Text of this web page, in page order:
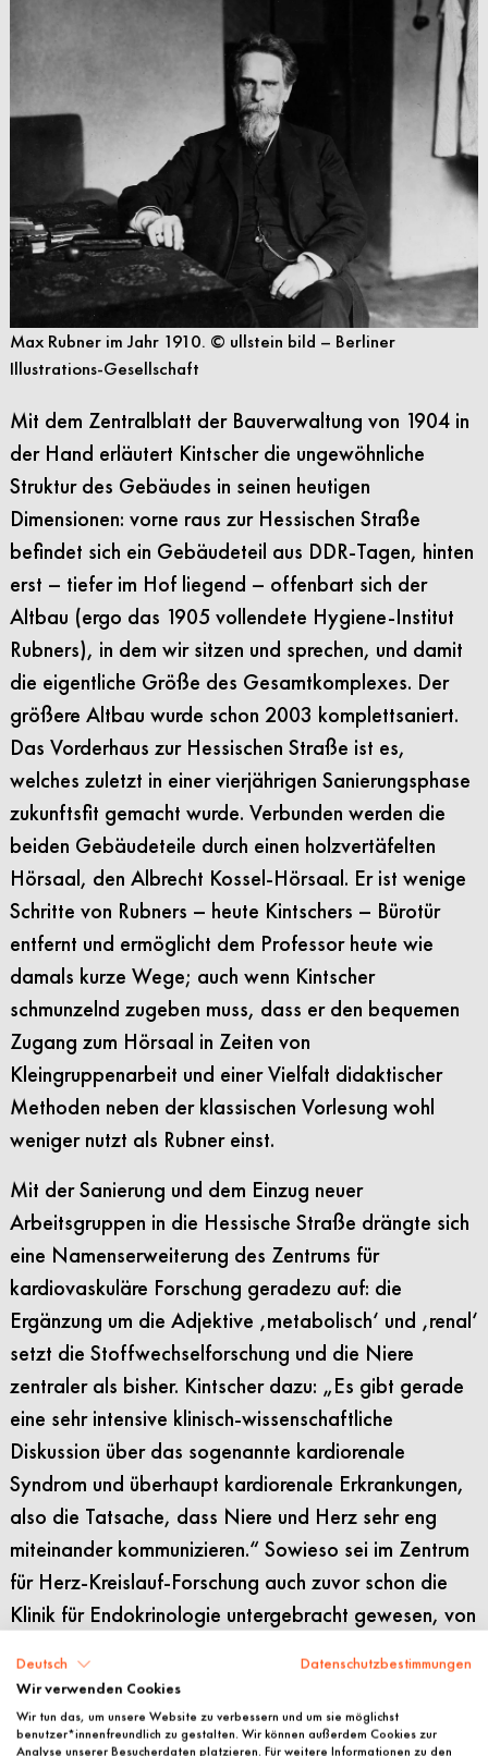
Max Rubner im Jahr 1910. © ullstein bild – Berliner
Illustrations-Gesellschaft
Mit dem Zentralblatt der Bauverwaltung von 1904 in
der Hand erläutert Kintscher die ungewöhnliche
Struktur des Gebäudes in seinen heutigen
Dimensionen: vorne raus zur Hessischen Straße
befindet sich ein Gebäudeteil aus DDR-Tagen, hinten
erst – tiefer im Hof liegend – offenbart sich der
Altbau (ergo das 1905 vollendete Hygiene-Institut
Rubners), in dem wir sitzen und sprechen, und damit
die eigentliche Größe des Gesamtkomplexes. Der
größere Altbau wurde schon 2003 komplettsaniert.
Das Vorderhaus zur Hessischen Straße ist es,
welches zuletzt in einer vierjährigen Sanierungsphase
zukunftsfit gemacht wurde. Verbunden werden die
beiden Gebäudeteile durch einen holzvertäfelten
Hörsaal, den Albrecht Kossel-Hörsaal. Er ist wenige
Schritte von Rubners – heute Kintschers – Bürotür
entfernt und ermöglicht dem Professor heute wie
damals kurze Wege; auch wenn Kintscher
schmunzelnd zugeben muss, dass er den bequemen
Zugang zum Hörsaal in Zeiten von
Kleingruppenarbeit und einer Vielfalt didaktischer
Methoden neben der klassischen Vorlesung wohl
weniger nutzt als Rubner einst.
Mit der Sanierung und dem Einzug neuer
Arbeitsgruppen in die Hessische Straße drängte sich
eine Namenserweiterung des Zentrums für
kardiovaskuläre Forschung geradezu auf: die
Ergänzung um die Adjektive ‚metabolisch‘ und ‚renal‘
setzt die Stoffwechselforschung und die Niere
zentraler als bisher. Kintscher dazu: „Es gibt gerade
eine sehr intensive klinisch-wissenschaftliche
Diskussion über das sogenannte kardiorenale
Syndrom und überhaupt kardiorenale Erkrankungen,
also die Tatsache, dass Niere und Herz sehr eng
miteinander kommunizieren.“ Sowieso sei im Zentrum
für Herz-Kreislauf-Forschung auch zuvor schon die
Klinik für Endokrinologie untergebracht gewesen, von
im Bereich metabolischer Forschung hat und
beispielsweise intensiv zu Erkrankungen wie
Adipositas und Diabetes forscht – beides
Deutsch Datenschutzbestimmungen
Wir verwenden Cookies
Wir tun das, um unsere Website zu verbessern und um sie möglichst
benutzer*innenfreundlich zu gestalten. Wir können außerdem Cookies zur
Analyse unserer Besucherdaten platzieren. Für weitere Informationen zu den